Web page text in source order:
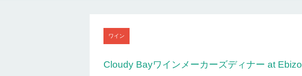
ワイン
Cloudy Bayワインメーカーズディナー at Ebizo